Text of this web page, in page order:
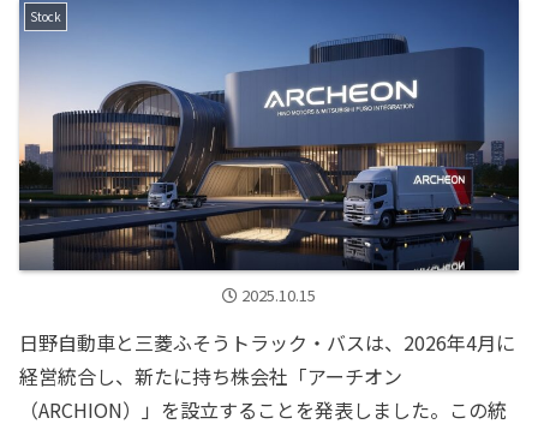
Stock
2025.10.15
日野自動車と三菱ふそうトラック・バスは、2026年4月に
経営統合し、新たに持ち株会社「アーチオン
（ARCHION）」を設立することを発表しました。この統